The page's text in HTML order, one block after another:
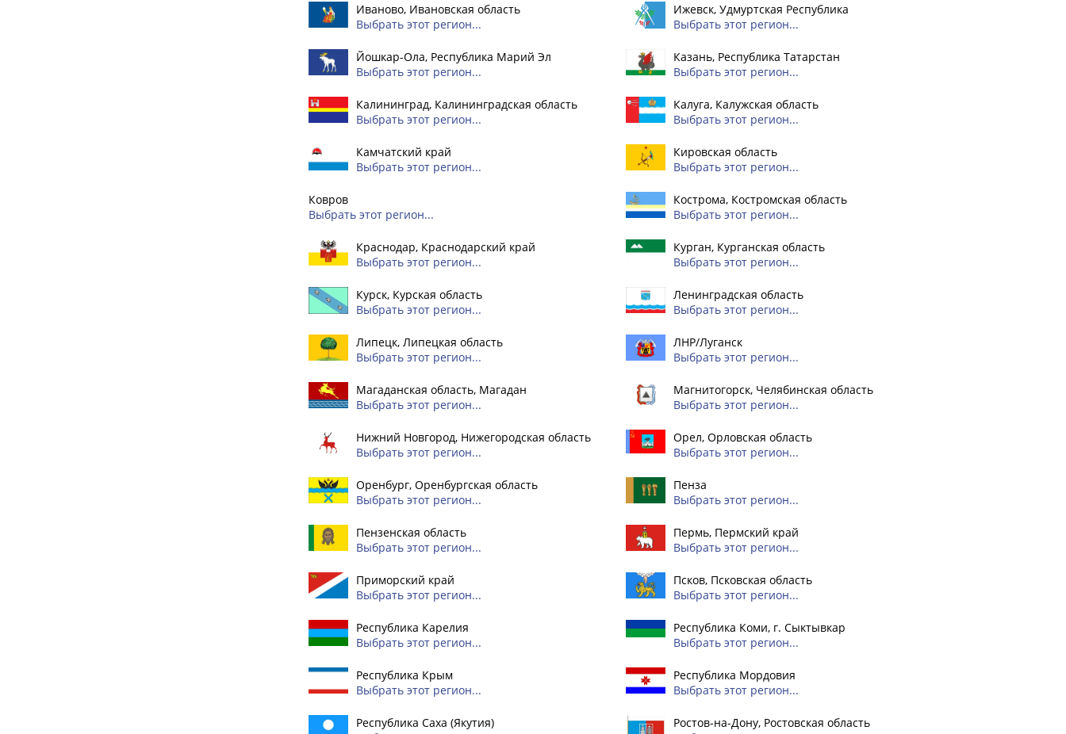
Иваново, Ивановская область
Выбрать этот регион...
Ижевск, Удмуртская Республика
Выбрать этот регион...
Йошкар-Ола, Республика Марий Эл
Выбрать этот регион...
Казань, Республика Татарстан
Выбрать этот регион...
Калининград, Калининградская область
Выбрать этот регион...
Калуга, Калужская область
Выбрать этот регион...
Камчатский край
Выбрать этот регион...
Кировская область
Выбрать этот регион...
Ковров
Выбрать этот регион...
Кострома, Костромская область
Выбрать этот регион...
Краснодар, Краснодарский край
Выбрать этот регион...
Курган, Курганская область
Выбрать этот регион...
Курск, Курская область
Выбрать этот регион...
Ленинградская область
Выбрать этот регион...
Липецк, Липецкая область
Выбрать этот регион...
ЛНР/Луганск
Выбрать этот регион...
Магаданская область, Магадан
Выбрать этот регион...
Магнитогорск, Челябинская область
Выбрать этот регион...
Нижний Новгород, Нижегородская область
Выбрать этот регион...
Орел, Орловская область
Выбрать этот регион...
Оренбург, Оренбургская область
Выбрать этот регион...
Пенза
Выбрать этот регион...
Пензенская область
Выбрать этот регион...
Пермь, Пермский край
Выбрать этот регион...
Приморский край
Выбрать этот регион...
Псков, Псковская область
Выбрать этот регион...
Республика Карелия
Выбрать этот регион...
Республика Коми, г. Сыктывкар
Выбрать этот регион...
Республика Крым
Выбрать этот регион...
Республика Мордовия
Выбрать этот регион...
Республика Саха (Якутия)
Ростов-на-Дону, Ростовская область